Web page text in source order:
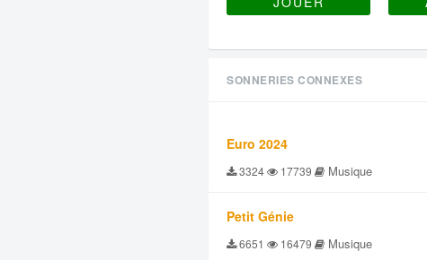
SONNERIES CONNEXES
Euro 2024
3324 17739 Musique
Petit Génie
6651 16479 Musique